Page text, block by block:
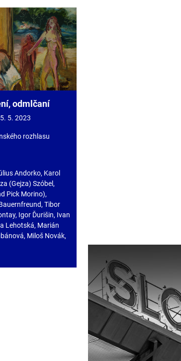
odmlčaní
5. 2023
rozhlasu
Andorko, Karol
(Gejza) Szóbel,
Pick Morino),
Tibor
Igor Ďurišin, Ivan
Lehotská, Marián
Miloš Novák,